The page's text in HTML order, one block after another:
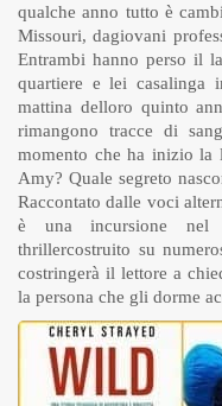
qualche anno tutto è
Missouri, dagiovani
Entrambi hanno perso il
quartiere e lei casalinga
mattina delloro quinto
rimangono tracce di
momento che ha inizio la
Amy? Quale segreto
Raccontato dalle voci
è una incursione nel
thrillercostruito su
costringerà il lettore a
la persona che gli dorme